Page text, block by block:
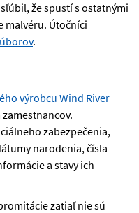
že spustí s ostatnými
malvéru. Útočníci
.
výrobcu Wind River
zabezpečenia,
narodenia, čísla
a stavy ich
zatiaľ nie sú